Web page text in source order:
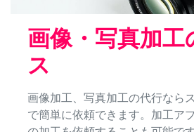
画像・写真加工
ス
画像加工、写真加工の代行なら
で簡単に依頼できます。加工ア